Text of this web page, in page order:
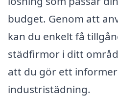
budget. Genom att
kan du enkelt få
städfirmor i ditt
att du gör ett
industristädning.